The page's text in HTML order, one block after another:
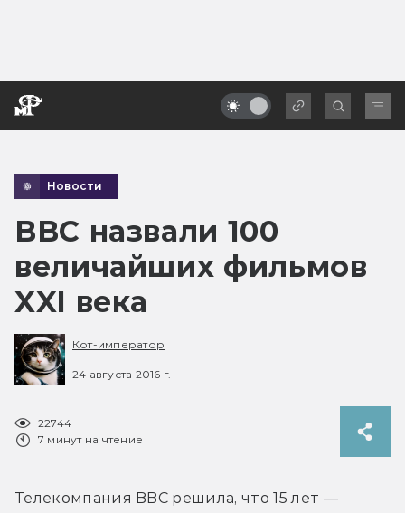
Новости
BBC назвали 100
величайших фильмов
XXI века
Кот-император
24 августа 2016 г.
22744
7 минут на чтение
Телекомпания BBC решила, что 15 лет —